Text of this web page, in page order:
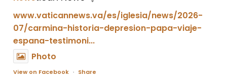
www.vaticannews.va/es/iglesia/news/2026-
07/carmina-historia-depresion-papa-viaje-
espana-testimoni...
Photo
View on Facebook · Share